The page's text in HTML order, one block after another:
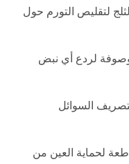
لتقليص التورم حول
لردع أي نبض
السوائل
لحماية العين من